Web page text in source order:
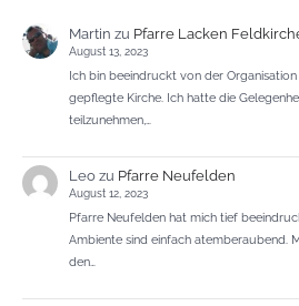
Martin zu Pfarre Lacken
August 13, 2023
Ich bin beeindruckt von der
gepflegte Kirche. Ich hatte die
teilzunehmen,…
Leozu Pfarre Neufelden
August 12, 2023
Pfarre Neufelden hat mich tief
Ambiente sind einfach atemberaubend.
den…